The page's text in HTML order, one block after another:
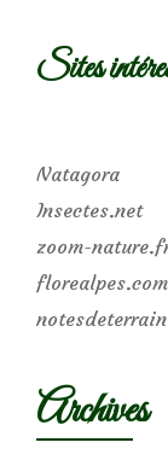
Sites
Natagora
Insectes.net
zoom-
florealpes.com
notesdeterrain
Archives